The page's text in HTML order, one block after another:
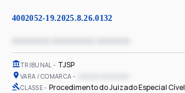
4002052-19.2025.8.26.0132
TRIBUNAL TJSP
VARA / COMARCA
CLASSE Procedimento do Juizado Especial Cível